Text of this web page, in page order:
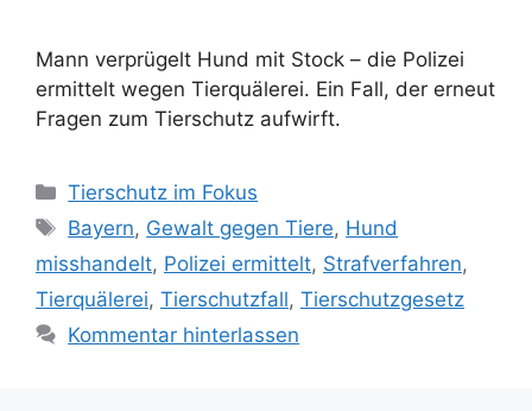
Mann verprügelt Hund mit Stock – die Polizei
ermittelt wegen Tierquälerei. Ein Fall, der erneut
Fragen zum Tierschutz aufwirft.
K
a
e
g
o
Tierschutz im Fokus
S
l
a
Bayern, Gewalt gegen Tiere, Hund
misshandelt, Polizei ermittelt, Strafverfahren,
Tierquälerei, Tierschutzfall, Tierschutzgesetz
Kommentar hinterlassen